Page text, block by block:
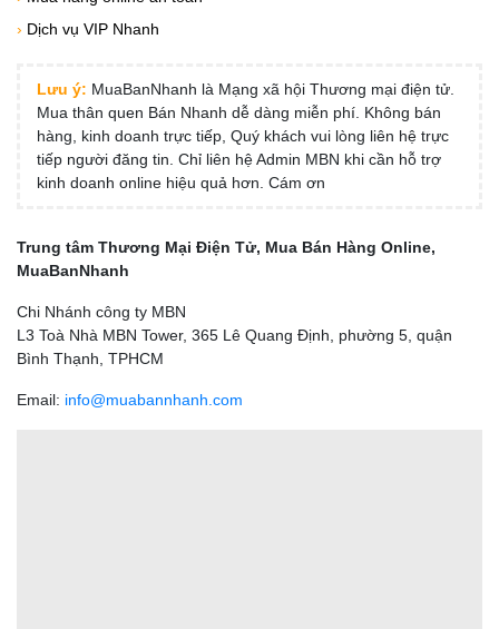
› Dịch vụ VIP Nhanh
Lưu ý: MuaBanNhanh là Mạng xã hội Thương mại điện tử.
Mua thân quen Bán Nhanh dễ dàng miễn phí. Không bán
hàng, kinh doanh trực tiếp, Quý khách vui lòng liên hệ trực
tiếp người đăng tin. Chỉ liên hệ Admin MBN khi cần hỗ trợ
kinh doanh online hiệu quả hơn. Cám ơn
Trung tâm Thương Mại Điện Tử, Mua Bán Hàng Online,
MuaBanNhanh
Chi Nhánh công ty MBN
L3 Toà Nhà MBN Tower, 365 Lê Quang Định, phường 5, quận
Bình Thạnh, TPHCM
Email: info@muabannhanh.com